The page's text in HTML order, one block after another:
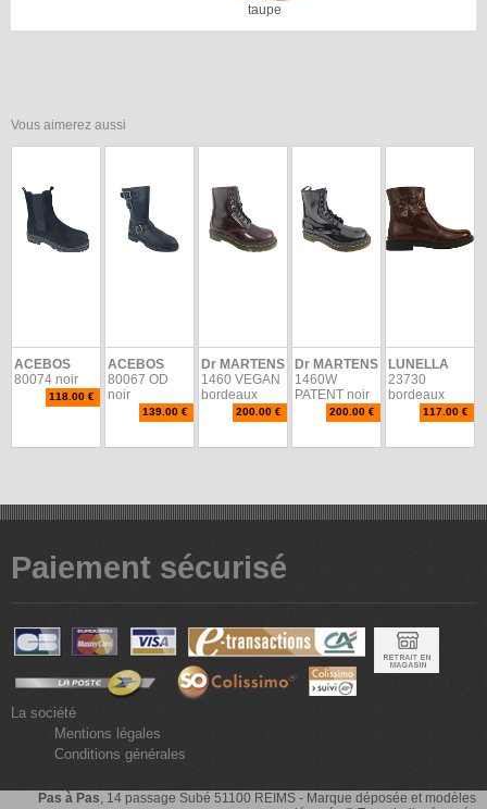
taupe
Vous aimerez aussi
ACEBOS
80074 noir
118.00 €
ACEBOS
80067 OD
noir
139.00 €
Dr MARTENS
1460 VEGAN
bordeaux
200.00 €
Dr MARTENS
1460W
PATENT noir
200.00 €
LUNELLA
23730
bordeaux
117.00 €
Paiement sécurisé
La société
Mentions légales
Conditions générales
Pas à Pas, 14 passage Subé 51100 REIMS - Marque déposée et modèles